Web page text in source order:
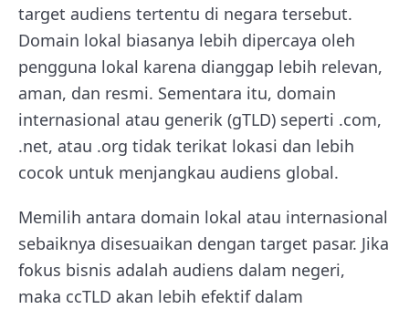
target audiens tertentu di negara tersebut.
Domain lokal biasanya lebih dipercaya oleh
pengguna lokal karena dianggap lebih relevan,
aman, dan resmi. Sementara itu, domain
internasional atau generik (gTLD) seperti .com,
.net, atau .org tidak terikat lokasi dan lebih
cocok untuk menjangkau audiens global.
Memilih antara domain lokal atau internasional
sebaiknya disesuaikan dengan target pasar. Jika
fokus bisnis adalah audiens dalam negeri,
maka ccTLD akan lebih efektif dalam